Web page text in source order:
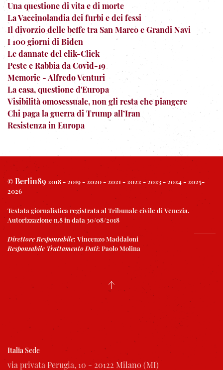
Una questione di vita e di morte
La Vaccinolandia dei furbi e dei fessi
Il divorzio delle beffe tra San Marco e Grandi Navi
I 100 giorni di Biden
Le dannate del clik-Click
Peste e Rabbia da Covid-19
Memorie - Alfredo Venturi
La casa, questione d'Europa
Visibilità omosessuale, non gli resta che piangere
Chi paga la guerra di Trump all’Iran
Resistenza in Europa
© Berlin89 2018 - 2019 - 2020 - 2021 - 2022 - 2023 - 2024 - 2025-
2026
Testata giornalistica registrata al Tribunale civile di Venezia.
Autorizzazione n.8 in data 30/08/2018
Direttore Responsabile: Vincenzo Maddaloni
Responsabile Trattamento Dati: Paolo Molina
ItaliaSede
via privata Perugia, 10 - 20122 Milano (MI)